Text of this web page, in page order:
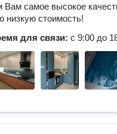
Вам самое высокое
низкую стоимость!
для связи: с 9:00 до